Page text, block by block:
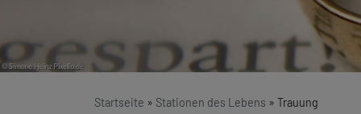
Startseite Stationen des Lebens Trauung